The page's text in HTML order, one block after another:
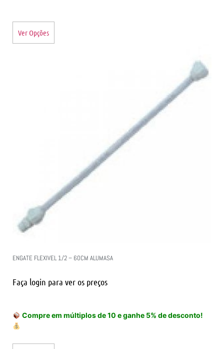
Ver Opções
ENGATE FLEXIVEL 1/2 – 60CM ALUMASA
Faça login para ver os preços
Compre em múltiplos de 10 e ganhe 5% de desconto!